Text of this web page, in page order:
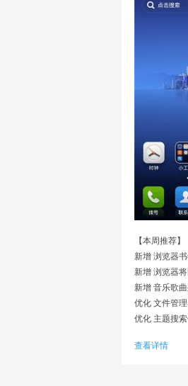
【本周推荐】
新增 浏览器
新增 浏览器
新增 音乐歌
优化 文件管
优化 主题搜
【系统】
查看详情